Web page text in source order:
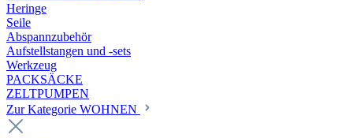
Heringe
Seile
Abspannzubehör
Aufstellstangen und -sets
Werkzeug
PACKSÄCKE
ZELTPUMPEN
Zur Kategorie WOHNEN